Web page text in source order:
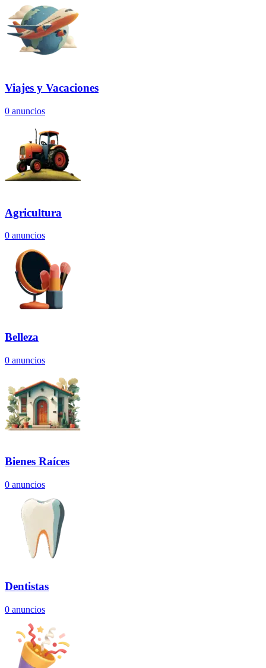
Viajes y Vacaciones
0 anuncios
Agricultura
0 anuncios
Belleza
0 anuncios
Bienes Raíces
0 anuncios
Dentistas
0 anuncios